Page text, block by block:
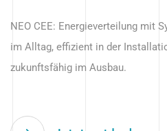
NEO CEE: Energieverteilung mit
im Alltag, effizient in der
zukunftsfähig im Ausbau.
Anwendungen – robust, IP-
zukunftsfähig.